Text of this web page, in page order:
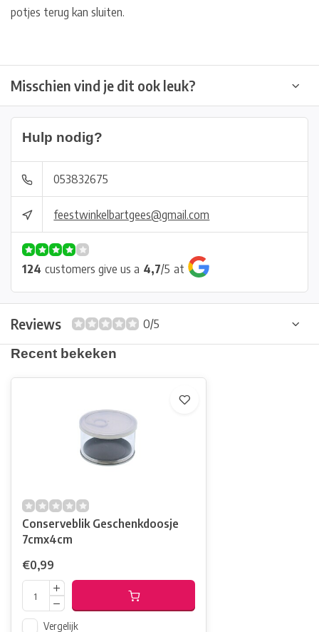
potjes terug kan sluiten.
Misschien vind je dit ook leuk?
Hulp nodig?
053832675
feestwinkelbartgees@gmail.com
124 customers give us a 4,7/5 at
Reviews
0/5
Recent bekeken
Conserveblik Geschenkdoosje
7cmx4cm
€0,99
Vergelijk